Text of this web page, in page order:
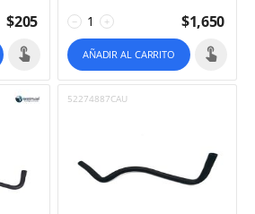
$205 +
− $1,650
AÑADIR AL CARRITO
52274887CAU